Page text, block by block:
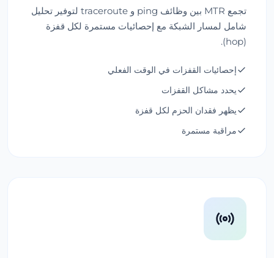
تجمع MTR بين وظائف ping و traceroute لتوفير تحليل
شامل لمسار الشبكة مع إحصائيات مستمرة لكل قفزة
(hop).
إحصائيات القفزات في الوقت الفعلي
يحدد مشاكل القفزات
يظهر فقدان الحزم لكل قفزة
مراقبة مستمرة